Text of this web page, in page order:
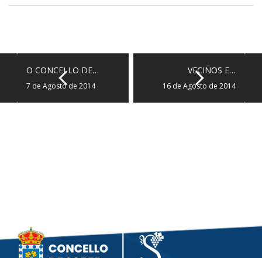
O CONCELLO DE…
7 de Agosto de 2014
VECIÑOS E…
16 de Agosto de 2014